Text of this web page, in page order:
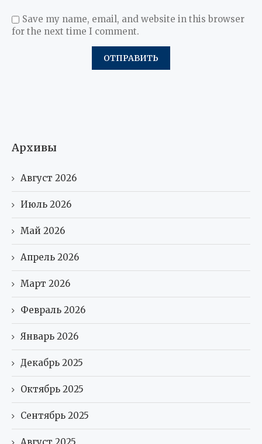
Save my name, email, and website in this browser
for the next time I comment.
Архивы
Август 2026
Июль 2026
Май 2026
Апрель 2026
Март 2026
Февраль 2026
Январь 2026
Декабрь 2025
Октябрь 2025
Сентябрь 2025